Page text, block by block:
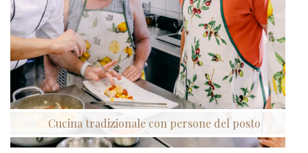
Cucina tradizionale con persone del posto